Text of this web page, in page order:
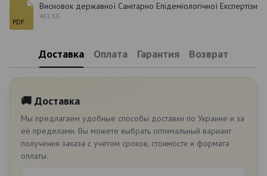
PDF
Висновок державної Санітарно Епідеміологічної Експертізи
461 КБ
Доставка Оплата Гарантия Возврат
🚚 Доставка
Мы предлагаем удобные способы доставки по Украине и за
её пределами. Вы можете выбрать оптимальный вариант
получения заказа с учётом сроков, стоимости и формата
оплаты.